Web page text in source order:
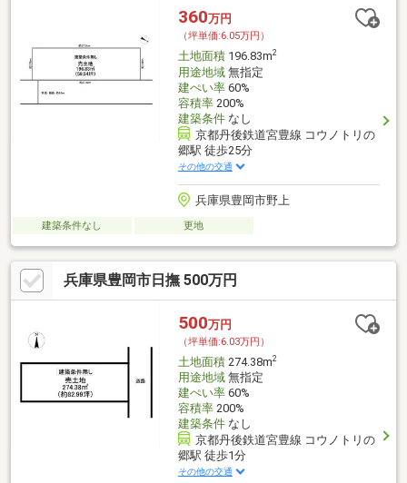
360万円
（坪単価:6.05万円）
土地面積196.83m2
用途地域無指定
建ぺい率60%
容積率200%
建築条件なし
京都丹後鉄道宮豊線 コウノトリの
郷駅 徒歩25分
その他の交通
兵庫県豊岡市野上
建築条件なし 更地
兵庫県豊岡市日撫 500万円
500万円
（坪単価:6.03万円）
土地面積274.38m2
用途地域無指定
建ぺい率60%
容積率200%
建築条件なし
京都丹後鉄道宮豊線 コウノトリの
郷駅 徒歩1分
その他の交通